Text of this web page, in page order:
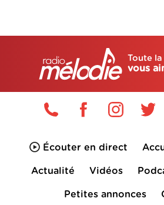
Toute
vous
Écouter en direct
Actualité Vidéos
Petites annonces